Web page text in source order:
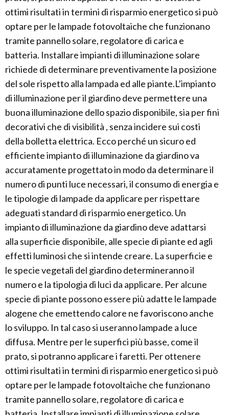
ottimi risultati in termini di risparmio energetico si può
optare per le lampade fotovoltaiche che funzionano
tramite pannello solare, regolatore di carica e
batteria. Installare impianti di illuminazione solare
richiede di determinare preventivamente la posizione
del sole rispetto alla lampada ed alle piante.L’impianto
di illuminazione per il giardino deve permettere una
buona illuminazione dello spazio disponibile, sia per fini
decorativi che di visibilità , senza incidere sui costi
della bolletta elettrica. Ecco perché un sicuro ed
efficiente impianto di illuminazione da giardino va
accuratamente progettato in modo da determinare il
numero di punti luce necessari, il consumo di energia e
le tipologie di lampade da applicare per rispettare
adeguati standard di risparmio energetico. Un
impianto di illuminazione da giardino deve adattarsi
alla superficie disponibile, alle specie di piante ed agli
effetti luminosi che si intende creare. La superficie e
le specie vegetali del giardino determineranno il
numero e la tipologia di luci da applicare. Per alcune
specie di piante possono essere più adatte le lampade
alogene che emettendo calore ne favoriscono anche
lo sviluppo. In tal caso si useranno lampade a luce
diffusa. Mentre per le superfici più basse, come il
prato, si potranno applicare i faretti. Per ottenere
ottimi risultati in termini di risparmio energetico si può
optare per le lampade fotovoltaiche che funzionano
tramite pannello solare, regolatore di carica e